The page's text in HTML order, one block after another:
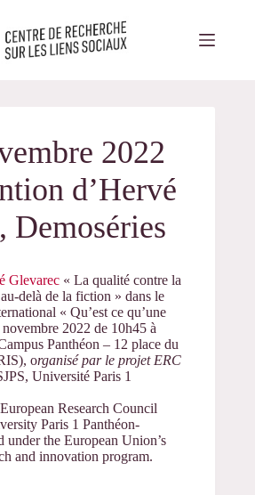
2022
d’Hervé
Demoséries
Glevarec « La qualité contre la
delà de la fiction » dans le
« Qu’est ce qu’une
2022 de 10h45 à
Panthéon – 12 place du
organisé par le projet ERC
Université Paris 1
Research Council
Paris 1 Panthéon-
under the European Union’s
and innovation program.